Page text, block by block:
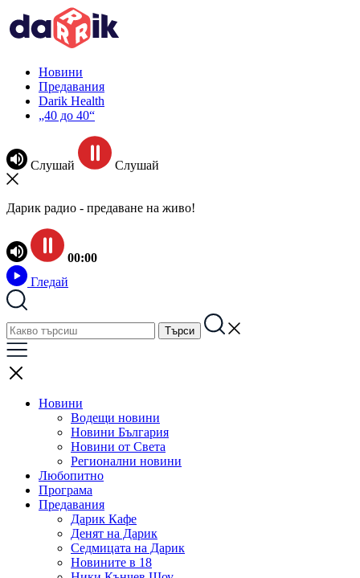
Новини
Предавания
Darik Health
„40 до 40“
Слушай Слушай
Дарик радио - предаване на живо!
00:00
Гледай
Новини
Водещи новини
Новини България
Новини от Света
Регионални новини
Любопитно
Програма
Предавания
Дарик Кафе
Денят на Дарик
Седмицата на Дарик
Новините в 18